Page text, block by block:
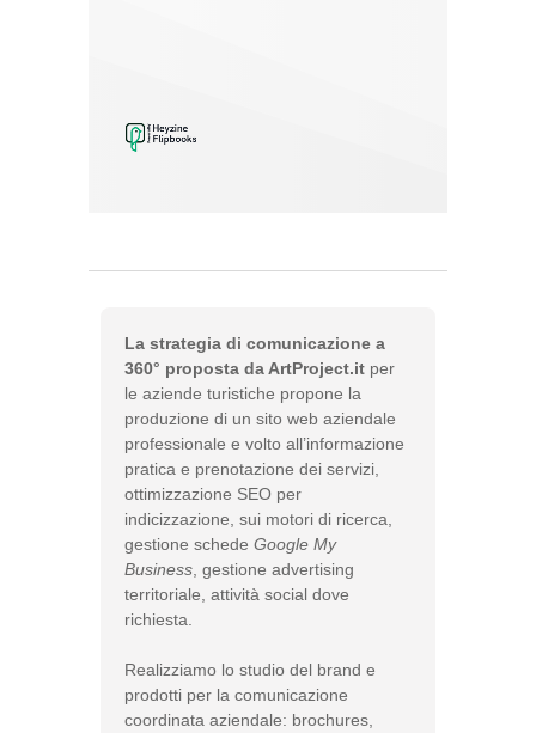
La strategia di comunicazione a
360° proposta da ArtProject.it per
le aziende turistiche propone la
produzione di un sito web aziendale
professionale e volto all’informazione
pratica e prenotazione dei servizi,
ottimizzazione SEO per
indicizzazione, sui motori di ricerca,
gestione schede Google My
Business , gestione advertising
territoriale, attività social dove
richiesta.
Realizziamo lo studio del brand e
prodotti per la comunicazione
coordinata aziendale: brochures,